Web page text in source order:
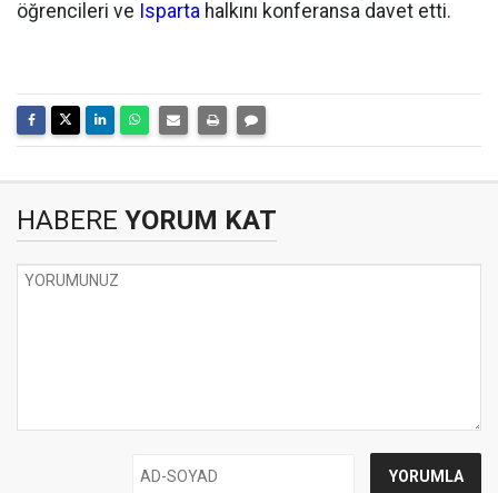
öğrencileri ve Isparta halkını konferansa davet etti.
HABERE YORUM KAT